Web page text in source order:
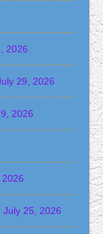
2026
29, 2026
2026
July 25, 2026